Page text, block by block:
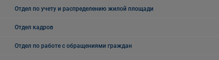
Отдел по учету и распределению жилой площади
Отдел кадров
Отдел по работе с обращениями граждан